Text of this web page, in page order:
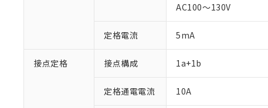
AC100～130V
定格電流 5mA
接点定格 接点構成 1a+1b
定格通電電流 10A
ご利用条件
以下の条件をお読み
対応予定：EU
対応予定なし：EU
非該当品：ライセン
仕入先様の事情に
があります。
※1 中国
「○」：最大均質材